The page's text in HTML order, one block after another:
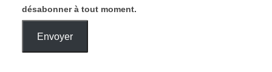
désabonner à tout moment.
Envoyer